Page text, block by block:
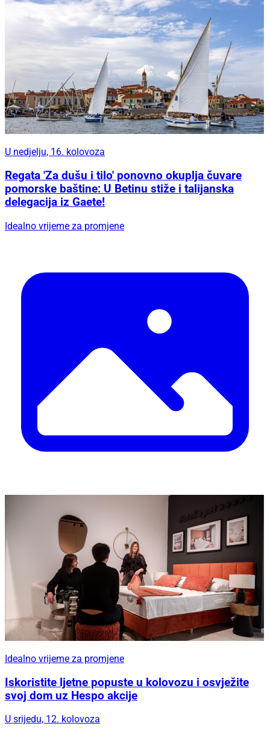
U nedjelju, 16. kolovoza
Regata 'Za dušu i tilo' ponovno okuplja čuvare
pomorske baštine: U Betinu stiže i talijanska
delegacija iz Gaete!
Idealno vrijeme za promjene
Idealno vrijeme za promjene
Iskoristite ljetne popuste u kolovozu i osvježite
svoj dom uz Hespo akcije
U srijedu, 12. kolovoza